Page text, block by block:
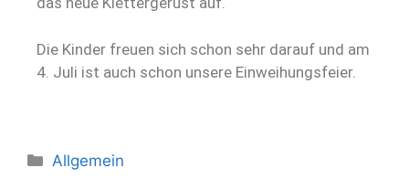
Die Kinder freuen sich schon sehr darauf und am
4. Juli ist auch schon unsere Einweihungsfeier.
Allgemein